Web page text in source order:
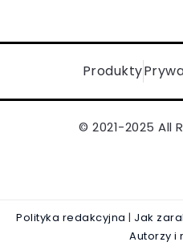
Produkty
© 2021-2025 All
Polityka redakcyjna | Jak
Autorzy i